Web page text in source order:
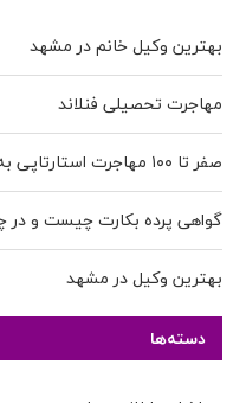
بهترین وکیل خانم در مشهد
مهاجرت تحصیلی فنلاند
صفر تا ۱۰۰ مهاجرت استارتاپی به فنلاند
گواهی پرده بکارت چیست و در
بهترین وکیل در مشهد
دسته‌ها